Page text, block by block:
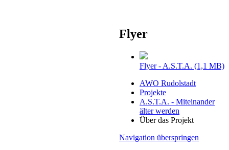
Flyer
Flyer - A.S.T.A. (1,1 MB)
AWO Rudolstadt
Projekte
A.S.T.A. - Miteinander
älter werden
Über das Projekt
Navigation überspringen